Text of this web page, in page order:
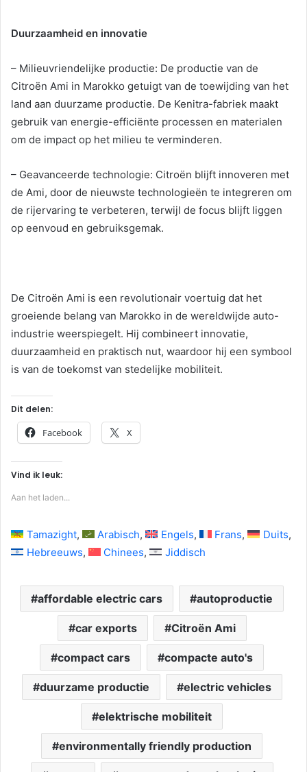
Duurzaamheid en innovatie
– Milieuvriendelijke productie: De productie van de
Citroën Ami in Marokko getuigt van de toewijding van het
land aan duurzame productie. De Kenitra-fabriek maakt
gebruik van energie-efficiënte processen en materialen
om de impact op het milieu te verminderen.
– Geavanceerde technologie: Citroën blijft innoveren met
de Ami, door de nieuwste technologieën te integreren om
de rijervaring te verbeteren, terwijl de focus blijft liggen
op eenvoud en gebruiksgemak.
De Citroën Ami is een revolutionair voertuig dat het
groeiende belang van Marokko in de wereldwijde auto-
industrie weerspiegelt. Hij combineert innovatie,
duurzaamheid en praktisch nut, waardoor hij een symbool
is van de toekomst van stedelijke mobiliteit.
Dit delen:
Facebook X
Vind ik leuk:
Aan het laden...
Tamazight Arabisch Engels Frans
Duits
Hebreeuws
Chinees Jiddisch
affordable electric cars autoproductie
car exports Citroën Ami
compact cars compacte auto's
duurzame productie electric vehicles
elektrische mobiliteit
environmentally friendly production